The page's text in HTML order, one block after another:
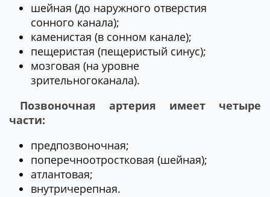
шейная (до наружного отверстия
сонного канала);
каменистая (в сонном канале);
пещеристая (пещеристый синус);
мозговая (на уровне
зрительногоканала).
Позвоночная артерия имеет четыре
части:
предпозвоночная;
поперечноотростковая (шейная);
атлантовая;
внутричерепная.